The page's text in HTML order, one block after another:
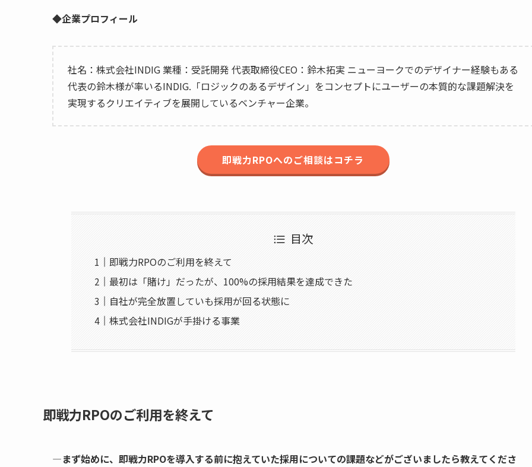
◆企業プロフィール
社名：株式会社INDIG 業種：受託開発 代表取締役CEO：鈴木拓実 ニューヨークでのデザイナー経験もある
代表の鈴木様が率いるINDIG.「ロジックのあるデザイン」をコンセプトにユーザーの本質的な課題解決を
実現するクリエイティブを展開しているベンチャー企業。
即戦力RPOへのご相談はコチラ
目次
即戦力RPOのご利用を終えて
最初は「賭け」だったが、100%の採用結果を達成できた
自社が完全放置していも採用が回る状態に
株式会社INDIGが手掛ける事業
即戦力RPOのご利用を終えて
―まず始めに、即戦力RPOを導入する前に抱えていた採用についての課題などがございましたら教えてくださ